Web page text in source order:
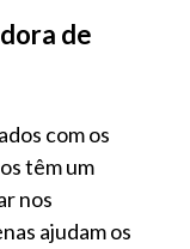
de
com os
têm um
nos
ajudam os